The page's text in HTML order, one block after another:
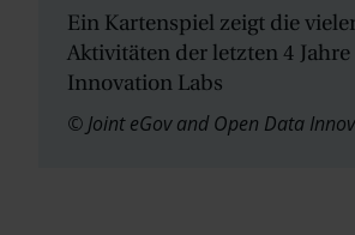
Ein Kartenspiel zeigt die
Aktivitäten der letzten 4
Innovation Labs
© Joint eGov and Open Data